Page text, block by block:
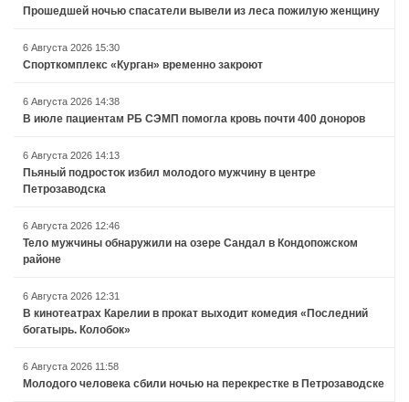
Прошедшей ночью спасатели вывели из леса пожилую женщину
6 Августа 2026 15:30
Спорткомплекс «Курган» временно закроют
6 Августа 2026 14:38
В июле пациентам РБ СЭМП помогла кровь почти 400 доноров
6 Августа 2026 14:13
Пьяный подросток избил молодого мужчину в центре
Петрозаводска
6 Августа 2026 12:46
Тело мужчины обнаружили на озере Сандал в Кондопожском
районе
6 Августа 2026 12:31
В кинотеатрах Карелии в прокат выходит комедия «Последний
богатырь. Колобок»
6 Августа 2026 11:58
Молодого человека сбили ночью на перекрестке в Петрозаводске